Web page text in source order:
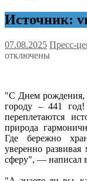
Источник:
07.08.2025 Пресс-
отключены
"С Днем
городу – 441
переплетаются
природа
Где бережно
уверенно
сферу", — написал